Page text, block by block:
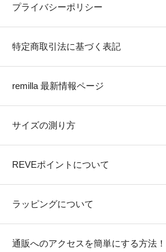
プライバシーポリシー
特定商取引法に基づく表記
remilla 最新情報ページ
サイズの測り方
REVEポイントについて
ラッピングについて
通販へのアクセスを簡単にする方法！